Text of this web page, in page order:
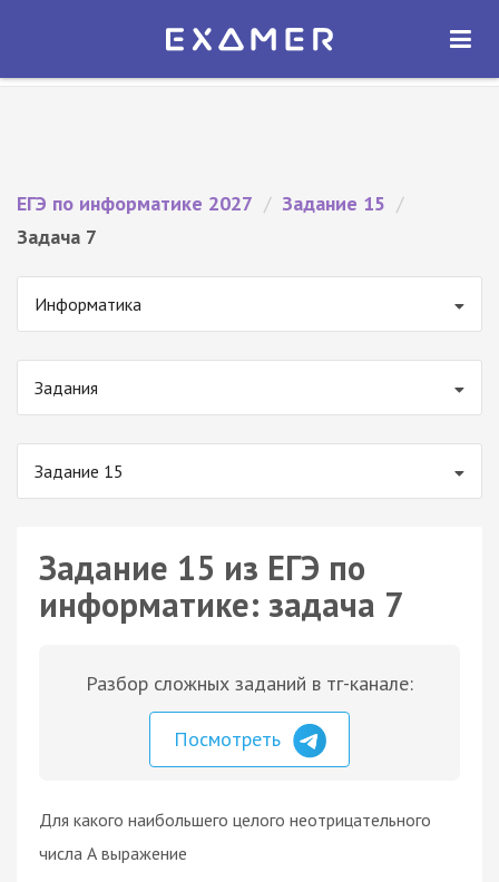
Экзамер — ЕГЭ 2027
ОТКРЫТЬ
ЕГЭ по информатике 2027 / Задание 15 /
Задача 7
Информатика
Задания
Задание 15
Задание 15 из ЕГЭ по
информатике: задача 7
Разбор сложных заданий в тг-канале:
Посмотреть
Для какого наибольшего целого неотрицательного
числа А выражение